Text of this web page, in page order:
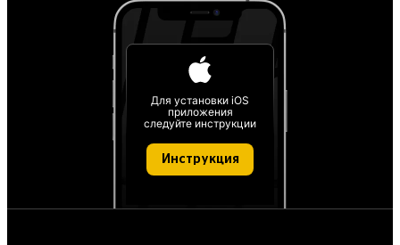
Для установки iOS
приложения
следуйте инструкции
Инструкция